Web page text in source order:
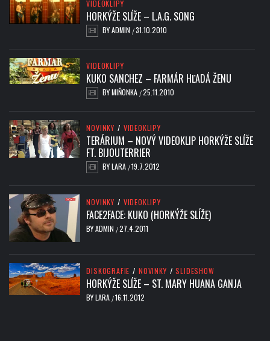
VIDEOKLIPY
HORKÝŽE SLÍŽE – L.A.G. SONG
BYADMIN /31.10.2010
VIDEOKLIPY
KUKO SANCHEZ – FARMÁR HĽADÁ ŽENU
BYMIŇONKA /25.11.2010
NOVINKY / VIDEOKLIPY
TERÁRIUM – NOVÝ VIDEOKLIP HORKÝŽE SLÍŽE
FT. BIJOUTERRIER
BYLARA /19.7.2012
NOVINKY / VIDEOKLIPY
FACE2FACE: KUKO (HORKÝŽE SLÍŽE)
BYADMIN /27.4.2011
DISKOGRAFIE / NOVINKY / SLIDESHOW
HORKÝŽE SLÍŽE – ST. MARY HUANA GANJA
BYLARA /16.11.2012